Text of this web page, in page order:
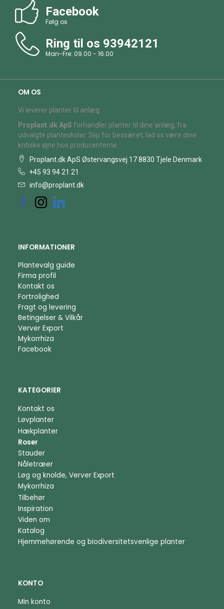
Facebook
Følg os
Ring til os 93942121
Man-Fre: 09.00 - 16.00
OM OS
Vi leverer planter til anlæg.
Proplant.dk ApS forhandler planter til dine anlæg, fra
udvalgte planteskoler. Slip for besværet, lad os være dine
kritiske øjne hos producenterne.
Proplant.dk ApS Østervangsvej 17 8830 Tjele Denmark
+45 93 94 21 21
info@proplant.dk
INFORMATIONER
Plantevalg guide
Firma profil
Kontakt os
Fortrolighed
Fragt og levering
Betingelser & Vilkår
Verver Export
Mykorrhiza
Facebook
KATEGORIER
Kontakt os
Løvplanter
Hækplanter
Roser
Stauder
Nåletræer
Løg og knolde, Verver Export
Mykorrhiza
Tilbehør
Inspiration
Viden om
Katalog
Hjemmehørende og biodiversitetsvenlige planter
KONTO
Min konto